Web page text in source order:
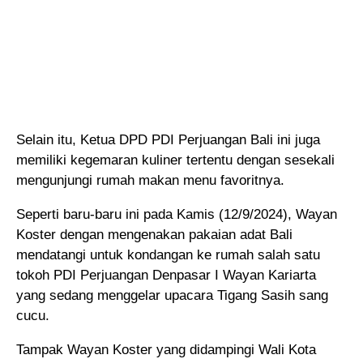
Selain itu, Ketua DPD PDI Perjuangan Bali ini juga
memiliki kegemaran kuliner tertentu dengan sesekali
mengunjungi rumah makan menu favoritnya.
Seperti baru-baru ini pada Kamis (12/9/2024), Wayan
Koster dengan mengenakan pakaian adat Bali
mendatangi untuk kondangan ke rumah salah satu
tokoh PDI Perjuangan Denpasar I Wayan Kariarta
yang sedang menggelar upacara Tigang Sasih sang
cucu.
Tampak Wayan Koster yang didampingi Wali Kota